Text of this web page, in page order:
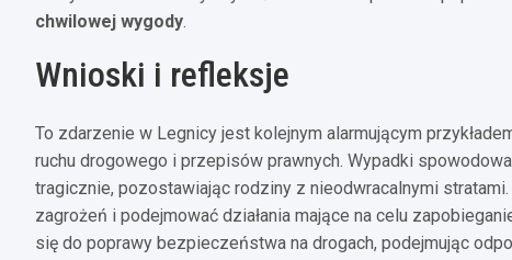
chwilowej wygody.
Wnioski i refleksje
To zdarzenie w Legnicy jest kolejnym alarmującym
ruchu drogowego i przepisów prawnych. Wypadki
tragicznie, pozostawiając rodziny z nieodwracalnymi
zagrożeń i podejmować działania mające na celu
się do poprawy bezpieczeństwa na drogach, podejmując